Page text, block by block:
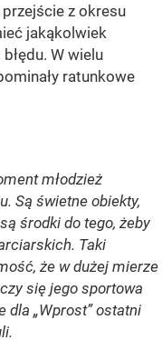
przejście z okresu
jakąkolwiek
W wielu
ratunkowe
młodzież
Są świetne obiekty,
środki do tego, żeby
Taki
że w dużej mierze
się jego sportowa
dla „Wprost” ostatni